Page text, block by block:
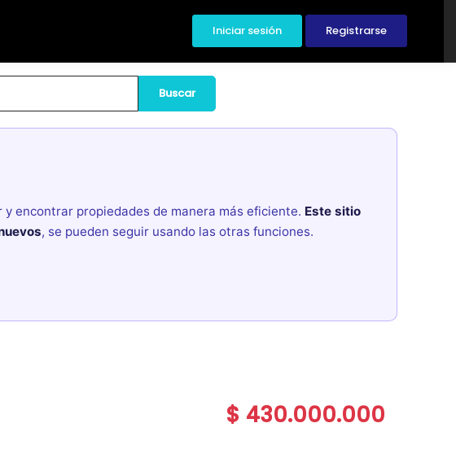
Iniciar sesión Registrarse
Buscar
encontrar propiedades de manera más eficiente. Este sitio
, se pueden seguir usando las otras funciones.
$ 430.000.000